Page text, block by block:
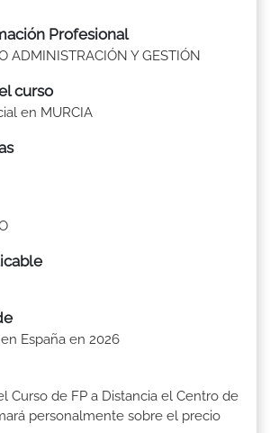
Profesional
ADMINISTRACIÓN Y GESTIÓN
curso
en MURCIA
España en 2026
Curso de FP a Distancia el Centro de
personalmente sobre el precio